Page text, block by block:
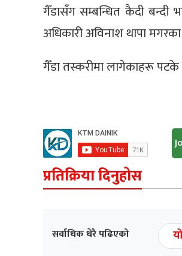
गैँडासँग सम्बन्धित कैदी बन्दी
अधिकारी अविनाश थापा
गैँडा तस्करीमा लागेकाहरू
प्रतिक्रिया दिनुहोस
सर्वाधिक धेरै पढिएको